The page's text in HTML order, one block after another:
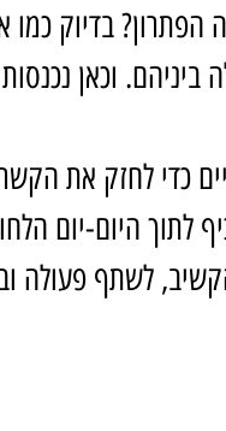
בדיוק כמו
וכאן
כדי לחזק את
לתוך היום-יום
לשתף פעולה